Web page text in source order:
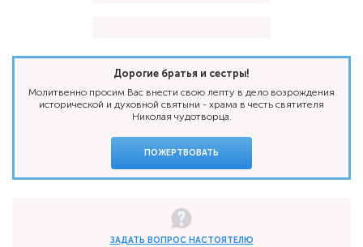
Дорогие братья и сестры!
Молитвенно просим Вас внести свою лепту в дело возрождения
исторической и духовной святыни - храма в честь святителя
Николая чудотворца.
ПОЖЕРТВОВАТЬ
ЗАДАТЬ ВОПРОС НАСТОЯТЕЛЮ